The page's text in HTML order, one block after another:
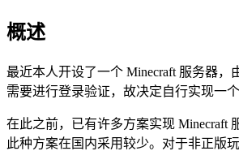
概述
最近本人开设了一个 Minecraft 服务器
需要进行登录验证，故决定自行实现一个
在此之前，已有许多方案实现 Minecraft
此种方案在国内采用较少。对于非正版